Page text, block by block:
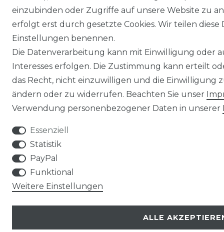
einzubinden oder Zugriffe auf unsere Website zu
erfolgt erst durch gesetzte Cookies. Wir teilen
Einstellungen benennen.
Die Datenverarbeitung kann mit Einwilligung oder
Interesses erfolgen. Die Zustimmung kann erteilt
das Recht, nicht einzuwilligen und die Einwilligung
ändern oder zu widerrufen. Beachten Sie unser
Verwendung personenbezogener Daten in unserer
Essenziell
Statistik
PayPal
Funktional
Weitere Einstellungen
ALLE